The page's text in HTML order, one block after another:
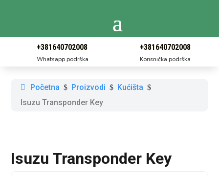
+381640702008
Whatsapp podrška
+381640702008
Korisnička podrška
Početna $ Proizvodi $ Kućišta $
Isuzu Transponder Key
Isuzu Transponder Key